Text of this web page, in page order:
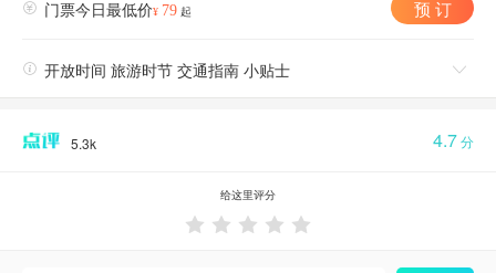
 门票今日最低价¥ 79 起 预 订
 开放时间 旅游时节 交通指南 小贴士 
5.3k 4.7分
给这里评分
    